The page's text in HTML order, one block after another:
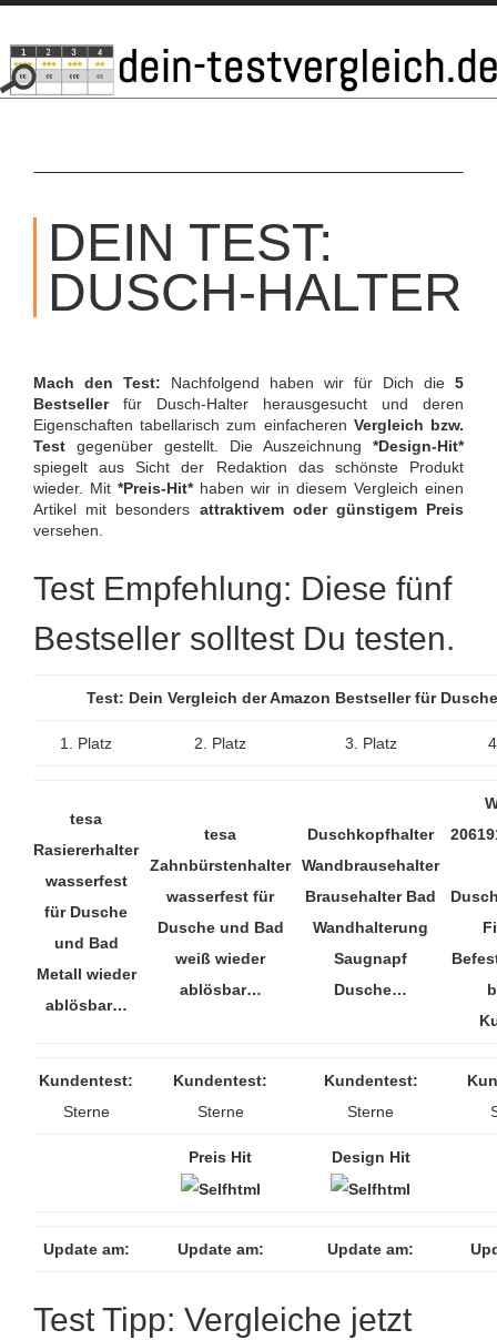
SKIP
CONTENT
DEIN TEST:
DUSCH-HALTER
Mach den Test: Nachfolgend haben wir für Dich die 5
Bestsellerfür Dusch-Halter herausgesucht und deren
Eigenschaften tabellarisch zum einfacheren Vergleich bzw.
Test gegenüber gestellt. Die Auszeichnung *Design-Hit*
spiegelt aus Sicht der Redaktion das schönste Produkt
wieder. Mit *Preis-Hit*haben wir in diesem Vergleich einen
Artikel mit besonders attraktivem oder günstigem Preis
versehen.
Test Empfehlung: Diese fünf
Bestseller solltest Du testen.
Test: Dein Vergleich der Amazon Bestseller für
1. Platz 2. Platz 3. Platz
tesa
Rasiererhalter
wasserfest
für Dusche
und Bad
Metall wieder
ablösbar…
tesa
Zahnbürstenhalter
wasserfest für
Dusche und Bad
weiß wieder
ablösbar…
Duschkopfhalter
Wandbrausehalter
Brausehalter Bad
Wandhalterung
Saugnapf
Dusche…
Kundentest:
Sterne
Kundentest:
Sterne
Kundentest:
Sterne
Preis Hit Design Hit
Update am: Update am: Update am:
Test Tipp: Vergleiche jetzt